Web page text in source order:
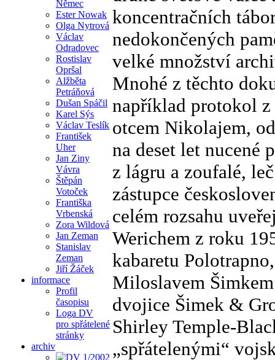
Němec
Ester Nowak
Olga Nytrová
Václav
Odradovec
Rostislav
Opršal
Alžběta
Petráňová
Dušan Spáčil
Karel Sýs
Václav Teslík
František
Uher
Jan Ziny
Vávra
Štěpán
Votoček
Františka
Vrbenská
Zora Wildová
Jan Zeman
Stanislav
Zeman
Jiří Žáček
informace
Profil
časopisu
Loga DV
pro spřátelené
stránky
archiv
koncentračních
nedokončených
velké množství
Mnohé z těchto
například protokol z
otcem Nikolajem,
na deset let nucené
z lágru a zoufalé,
zástupce
celém rozsahu
Werichem z roku
kabaretu
Miloslavem
dvojice Šimek &
Shirley Temple-
„spřátelenými“